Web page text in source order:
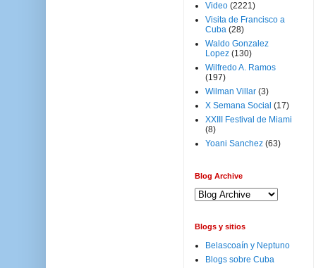
Video (2221)
Visita de Francisco a
Cuba (28)
Waldo Gonzalez
Lopez (130)
Wilfredo A. Ramos
(197)
Wilman Villar (3)
X Semana Social (17)
XXIII Festival de Miami
(8)
Yoani Sanchez (63)
Blog Archive
Blogs y sitios
Belascoaín y Neptuno
Blogs sobre Cuba